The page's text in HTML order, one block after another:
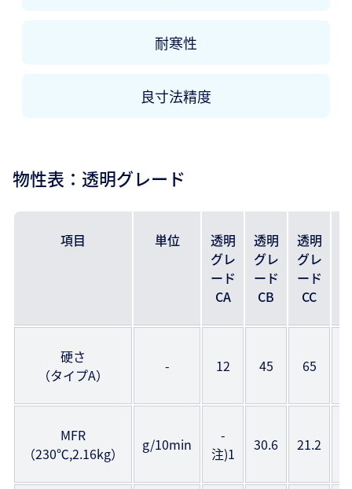
耐寒性
良寸法精度
物性表：透明グレード
項目 単位
透明
グレ
ード
CA
透明
グレ
ード
CB
透明
グレ
ード
CC
硬さ
（タイプA）
- 12 45 65
MFR
（230℃,2.16kg）
g/10min
-
注)1
30.6 21.2